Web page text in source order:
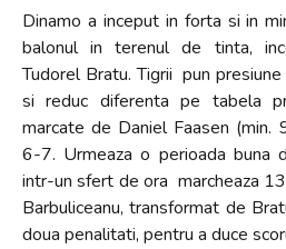
Dinamo a inceput in forta si in
balonul in terenul de tinta,
Tudorel Bratu. Tigrii pun
si reduc diferenta pe tabela
marcate de Daniel Faasen (min.
6-7. Urmeaza o perioada buna
intr-un sfert de ora marcheaza
Barbuliceanu, transformat de
doua penalitati, pentru a duce